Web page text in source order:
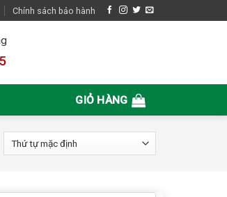
Chính sách bảo hành
GIỎ HÀNG